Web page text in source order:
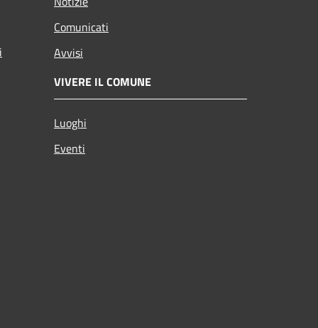
Comunicati
Avvisi
VIVERE IL COMUNE
Luoghi
Eventi